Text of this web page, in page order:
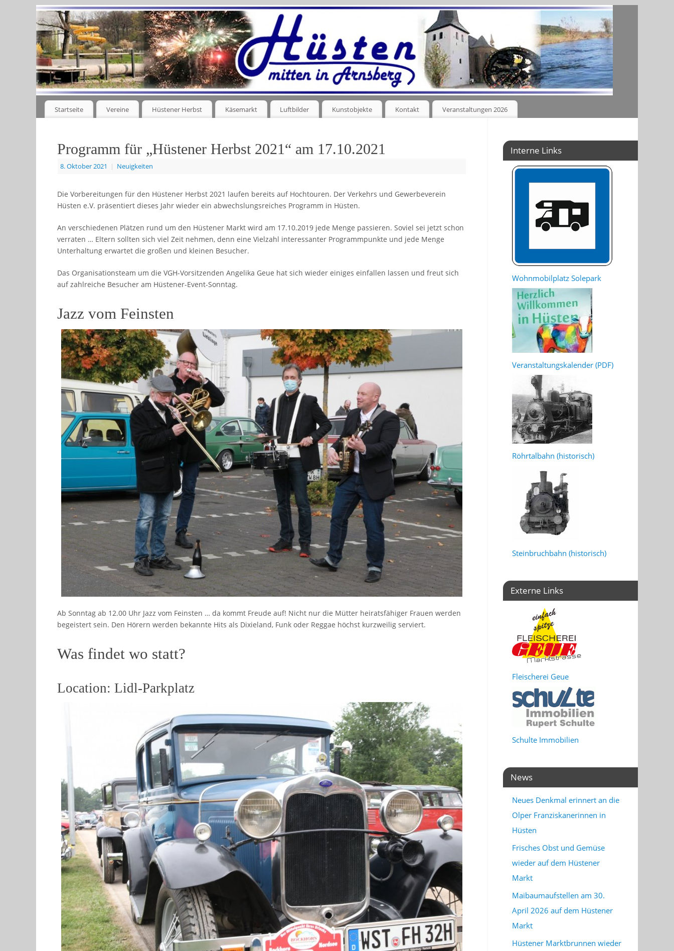
Startseite Vereine Hüstener Herbst Käsemarkt Luftbilder Kunstobjekte Kontakt Veranstaltungen 2026
Programm für „Hüstener Herbst 2021“ am 17.10.2021
8. Oktober 2021 | Neuigkeiten
Die Vorbereitungen für den Hüstener Herbst 2021 laufen bereits auf Hochtouren. Der Verkehrs und Gewerbeverein
Hüsten e.V. präsentiert dieses Jahr wieder ein abwechslungsreiches Programm in Hüsten.
An verschiedenen Plätzen rund um den Hüstener Markt wird am 17.10.2019 jede Menge passieren. Soviel sei jetzt schon
verraten … Eltern sollten sich viel Zeit nehmen, denn eine Vielzahl interessanter Programmpunkte und jede Menge
Unterhaltung erwartet die großen und kleinen Besucher.
Das Organisationsteam um die VGH-Vorsitzenden Angelika Geue hat sich wieder einiges einfallen lassen und freut sich
auf zahlreiche Besucher am Hüstener-Event-Sonntag.
Jazz vom Feinsten
Ab Sonntag ab 12.00 Uhr Jazz vom Feinsten … da kommt Freude auf! Nicht nur die Mütter heiratsfähiger Frauen werden
begeistert sein. Den Hörern werden bekannte Hits als Dixieland, Funk oder Reggae höchst kurzweilig serviert.
Was findet wo statt?
Location: Lidl-Parkplatz
Interne Links
Wohnmobilplatz Solepark
Veranstaltungskalender (PDF)
Röhrtalbahn (historisch)
Steinbruchbahn (historisch)
Externe Links
Fleischerei Geue
Schulte Immobilien
News
Neues Denkmal erinnert an die
Olper Franziskanerinnen in
Hüsten
Frisches Obst und Gemüse
wieder auf dem Hüstener
Markt
Maibaumaufstellen am 30.
April 2026 auf dem Hüstener
Markt
Hüstener Marktbrunnen wieder